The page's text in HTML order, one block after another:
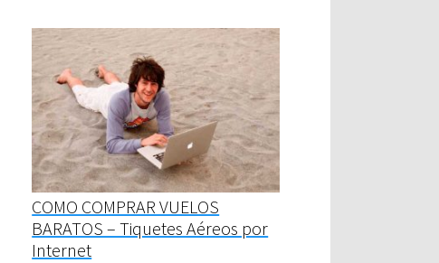
COMO COMPRAR VUELOS
BARATOS – Tiquetes Aéreos por
Internet